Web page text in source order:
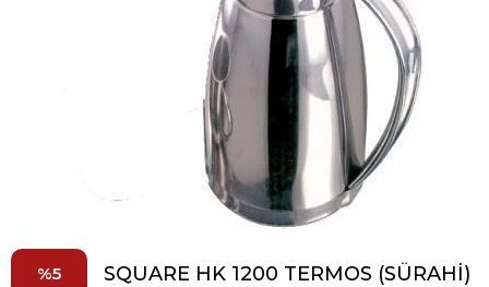
5 SQUARE HK 1200 TERMOS (SÜRAHİ)